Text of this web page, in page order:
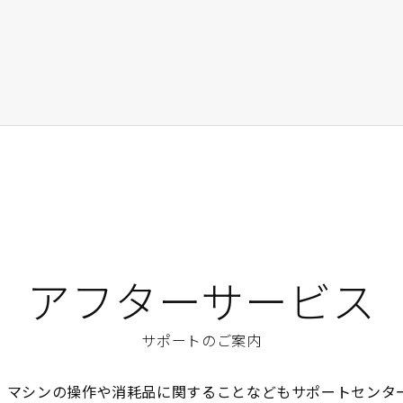
アフターサービス
サポートのご案内
シンの操作や消耗品に関することなどもサポートセンタ